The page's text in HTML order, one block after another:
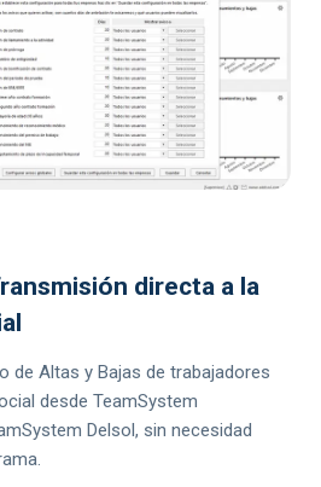
directa a la
de Altas y Bajas de trabajadores
desde TeamSystem
Delsol, sin necesidad